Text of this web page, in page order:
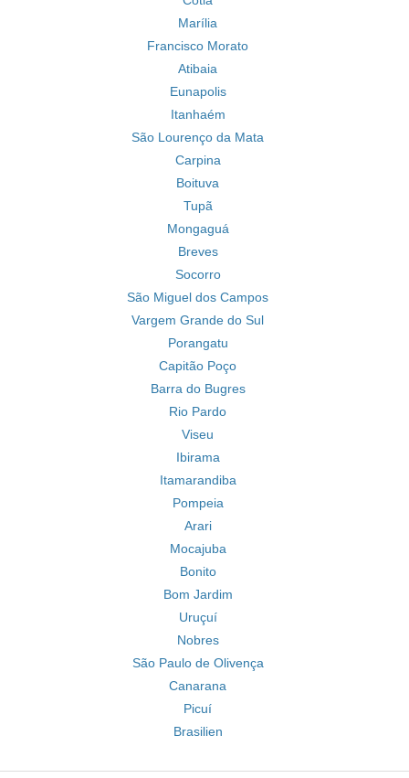
Marília
Francisco Morato
Atibaia
Eunapolis
Itanhaém
São Lourenço da Mata
Carpina
Boituva
Tupã
Mongaguá
Breves
Socorro
São Miguel dos Campos
Vargem Grande do Sul
Porangatu
Capitão Poço
Barra do Bugres
Rio Pardo
Viseu
Ibirama
Itamarandiba
Pompeia
Arari
Mocajuba
Bonito
Bom Jardim
Uruçuí
Nobres
São Paulo de Olivença
Canarana
Picuí
Brasilien